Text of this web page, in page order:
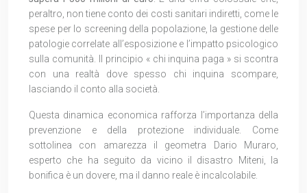
peraltro, non tiene conto dei costi sanitari indiretti, come le
spese per lo screening della popolazione, la gestione delle
patologie correlate all’esposizione e l’impatto psicologico
sulla comunità. Il principio « chi inquina paga » si scontra
con una realtà dove spesso chi inquina scompare,
lasciando il conto alla società.
Questa dinamica economica rafforza l’importanza della
prevenzione e della protezione individuale. Come
sottolinea con amarezza il geometra Dario Muraro,
esperto che ha seguito da vicino il disastro Miteni, la
bonifica è un dovere, ma il danno reale è incalcolabile.